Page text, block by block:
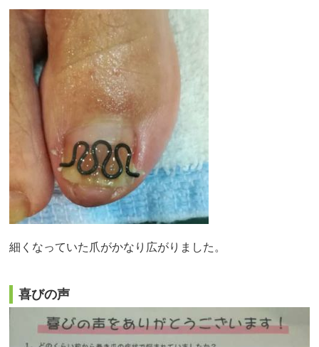
細くなっていた爪がかなり広がりました。
喜びの声